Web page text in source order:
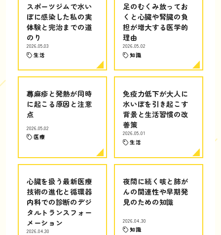
スポーツジムで水い
ぼに感染した私の実
体験と完治までの道
のり
2026.05.03
生活
足のむくみ放ってお
くと心臓や腎臓の負
担が増大する医学的
理由
2026.05.02
知識
蕁麻疹と発熱が同時
に起こる原因と注意
点
2026.05.02
医療
免疫力低下が大人に
水いぼを引き起こす
背景と生活習慣の改
善策
2026.05.01
生活
心臓を扱う最新医療
技術の進化と循環器
内科での診断のデジ
タルトランスフォー
メーション
2026.04.30
夜間に続く咳と肺が
んの関連性や早期発
見のための知識
2026.04.30
知識